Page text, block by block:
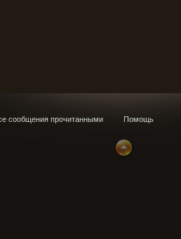
сообщения прочитанными Помощь